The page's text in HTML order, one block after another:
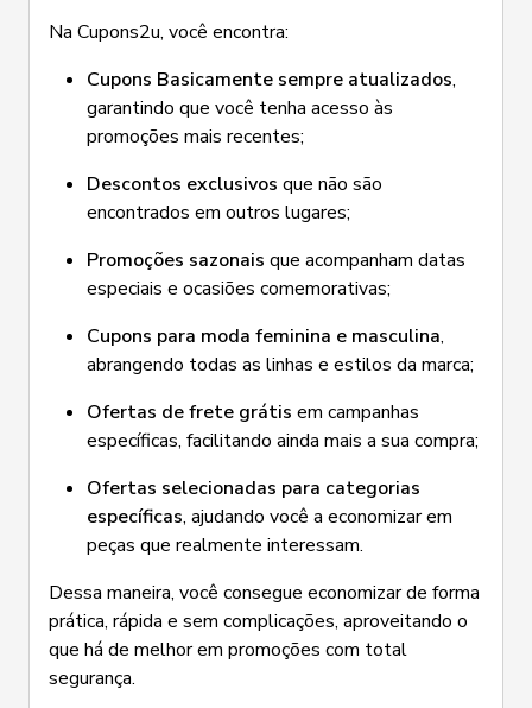
Na Cupons2u, você encontra:
Cupons Basicamente sempre atualizados,
garantindo que você tenha acesso às
promoções mais recentes;
Descontos exclusivos que não são
encontrados em outros lugares;
Promoções sazonais que acompanham datas
especiais e ocasiões comemorativas;
Cupons para moda feminina e masculina,
abrangendo todas as linhas e estilos da marca;
Ofertas de frete grátis em campanhas
específicas, facilitando ainda mais a sua compra;
Ofertas selecionadas para categorias
específicas, ajudando você a economizar em
peças que realmente interessam.
Dessa maneira, você consegue economizar de forma
prática, rápida e sem complicações, aproveitando o
que há de melhor em promoções com total
segurança.